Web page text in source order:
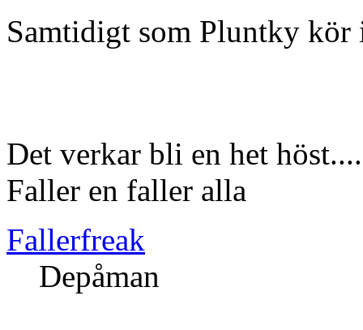
Samtidigt som Pluntky
Det verkar bli en het
Faller en faller alla
Fallerfreak
Depåman